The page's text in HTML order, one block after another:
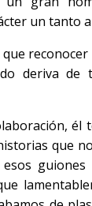
un tanto
deriva de
él
que
guiones